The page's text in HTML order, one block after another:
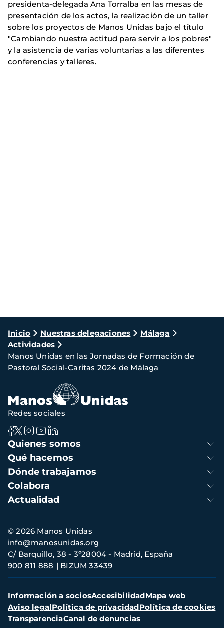
presidenta-delegada Ana Torralba en las mesas de
presentación de los actos, la realización de un taller
sobre los proyectos de Manos Unidas bajo el título
"Cambiando nuestra actitud para servir a los pobres"
y la asistencia de varias voluntarias a las diferentes
conferencias y talleres.
Ruta
de
navegación
Inicio Nuestras delegaciones
Málaga
Actividades
Manos Unidas en las Jornadas de Formación de
Pastoral Social-Caritas 2024 de Málaga
Navegación
principal
Quienes somos
Qué hacemos
Dónde trabajamos
Colabora
Actualidad
Redes sociales
Información
de
contacto
© 2026 Manos Unidas
C/ Barquillo, 38 - 3º28004 - Madrid, España
900 811 888
BIZUM 33439
info@manosunidas.org
Menú
secundario
Información a sociosAccesibilidadMapa web
Aviso legalPolítica de privacidadPolítica de cookies
TransparenciaCanal de denuncias